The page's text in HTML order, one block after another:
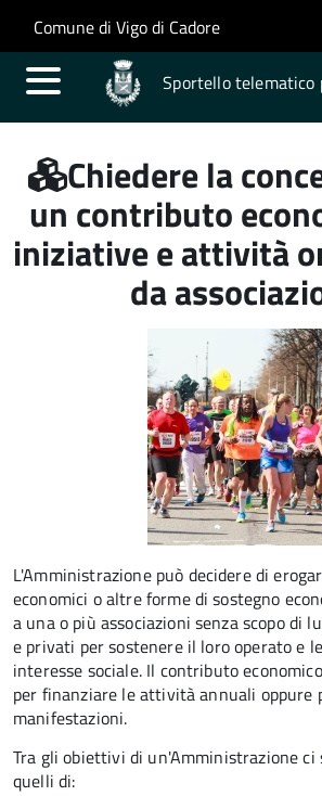
Salta al contenuto principale
Skip to site navigation
Comune di Vigo di Cadore
Sportello telematico
Chiedere la
un contributo
iniziative e attività
da
L'Amministrazione può decidere di
economici o altre forme di sostegno
a una o più associazioni senza scopo di
e privati per sostenere il loro operato e
interesse sociale. Il contributo
per finanziare le attività annuali oppure
manifestazioni.
Tra gli obiettivi di un'Amministrazione
quelli di: